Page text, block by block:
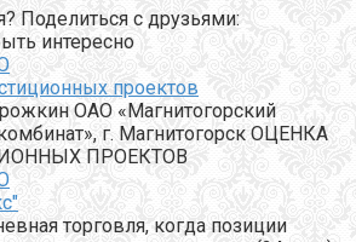
Поделиться с друзьями:
интересно
проектов
ОАО «Магнитогорский
г. Магнитогорск ОЦЕНКА
ПРОЕКТОВ
торговля, когда позиции